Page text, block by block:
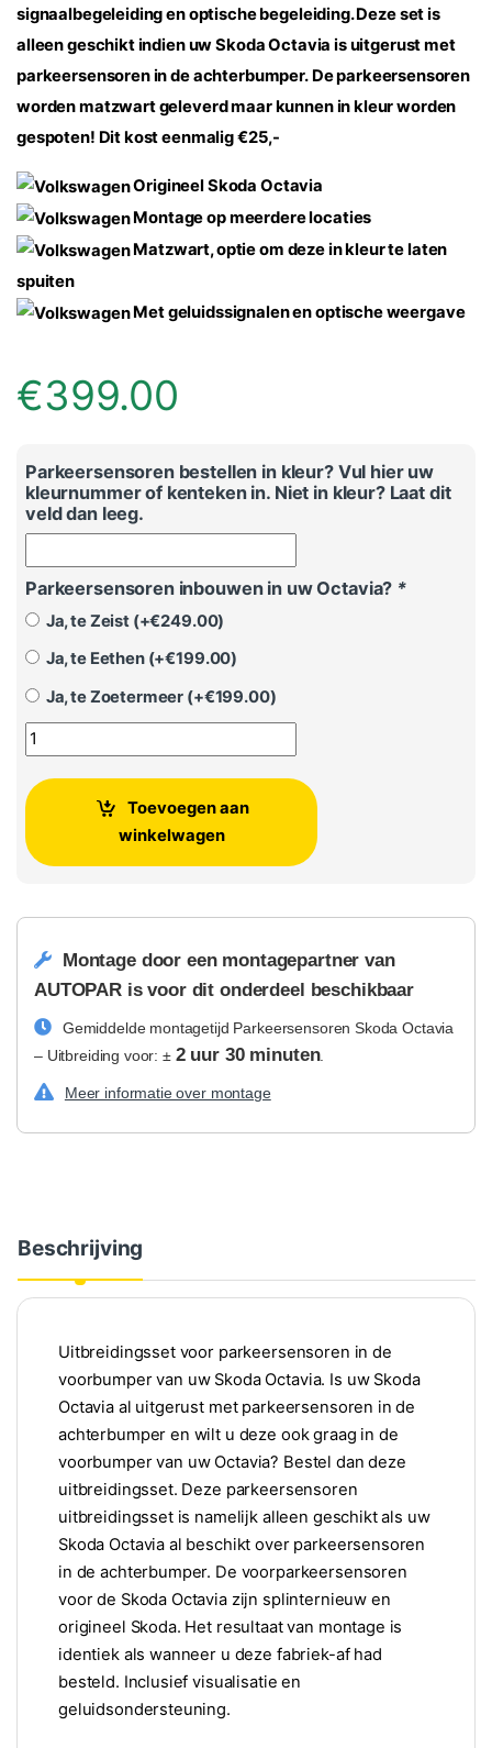
signaalbegeleiding en optische begeleiding. Deze set is
alleen geschikt indien uw Skoda Octavia is uitgerust met
parkeersensoren in de achterbumper. De parkeersensoren
worden matzwart geleverd maar kunnen in kleur worden
gespoten! Dit kost eenmalig €25,-
Origineel Skoda Octavia
Montage op meerdere locaties
Matzwart, optie om deze in kleur te laten
spuiten
Met geluidssignalen en optische weergave
€399.00
Parkeersensoren bestellen in kleur? Vul hier uw
kleurnummer of kenteken in. Niet in kleur? Laat dit
veld dan leeg.
Parkeersensoren inbouwen in uw Octavia? *
Ja, te Zeist (+€249.00)
Ja, te Eethen (+€199.00)
Ja, te Zoetermeer (+€199.00)
Parkeersensoren Skoda Octavia - Uitbreiding voor aantal
Toevoegen aan
winkelwagen
Montage door een montagepartner van
AUTOPAR is voor dit onderdeel beschikbaar
Gemiddelde montagetijd Parkeersensoren Skoda Octavia
– Uitbreiding voor: ± 2 uur 30 minuten.
Meer informatie over montage
Beschrijving
Uitbreidingsset voor parkeersensoren in de
voorbumper van uw Skoda Octavia. Is uw Skoda
Octavia al uitgerust met parkeersensoren in de
achterbumper en wilt u deze ook graag in de
voorbumper van uw Octavia? Bestel dan deze
uitbreidingsset. Deze parkeersensoren
uitbreidingsset is namelijk alleen geschikt als uw
Skoda Octavia al beschikt over parkeersensoren
in de achterbumper. De voorparkeersensoren
voor de Skoda Octavia zijn splinternieuw en
origineel Skoda. Het resultaat van montage is
identiek als wanneer u deze fabriek-af had
besteld. Inclusief visualisatie en
geluidsondersteuning.